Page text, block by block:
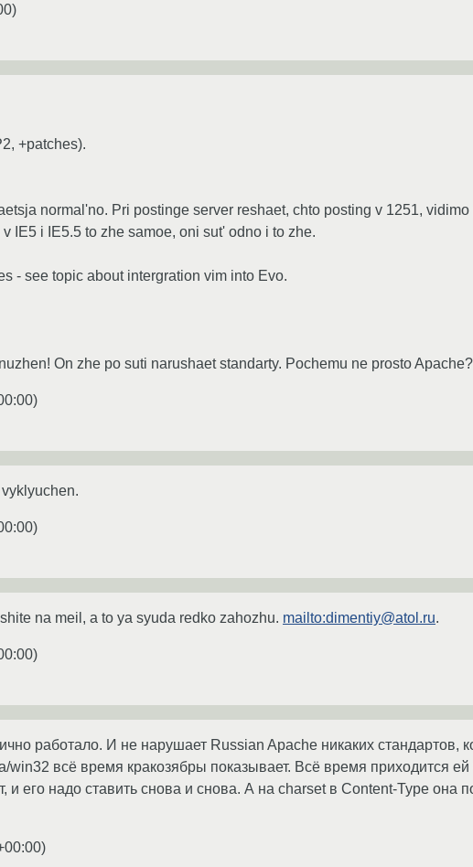
)
+patches).
normal'no. Pri postinge server reshaet, chto posting v 1251, vidimo
IE5 i IE5.5 to zhe samoe, oni sut' odno i to zhe.
- see topic about intergration vim into Evo.
On zhe po suti narushaet standarty. Pochemu ne prosto Apache?
)
)
na meil, a to ya syuda redko zahozhu. mailto:dimentiy@atol.ru.
)
работало. И не нарушает Russian Apache никаких стандартов,
win32 всё время кракозябры показывает. Всё время приходится
и его надо ставить снова и снова. А на charset в Content-Type она
)